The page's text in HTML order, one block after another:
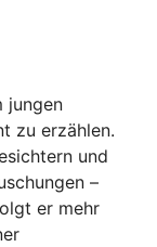
jungen
zu erzählen.
und
–
er mehr